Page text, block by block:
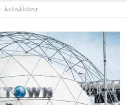
festivalthetown